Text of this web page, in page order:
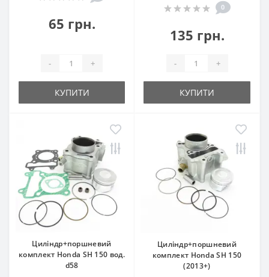
65 грн.
- +
КУПИТИ
0
135 грн.
- +
КУПИТИ
Циліндр+поршневий
комплект Honda SH 150 вод.
d58
Циліндр+поршневий
комплект Honda SH 150
(2013+)